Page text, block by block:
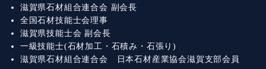
滋賀県石材組合連合会 副会長
全国石材技能士会理事
滋賀県技能士会 副会長
一級技能士(石材加工・石積み・石張り)
滋賀県石材組合連合会 日本石材産業協会滋賀支部会員